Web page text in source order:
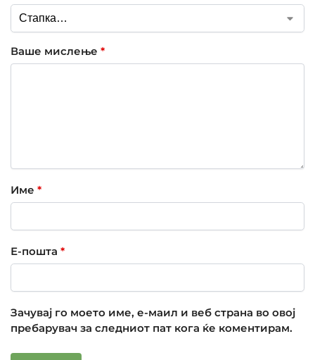
Ваше мислење *
Име *
Е-пошта *
Зачувај го моето име, е-маил и веб страна во овој
пребарувач за следниот пат кога ќе коментирам.